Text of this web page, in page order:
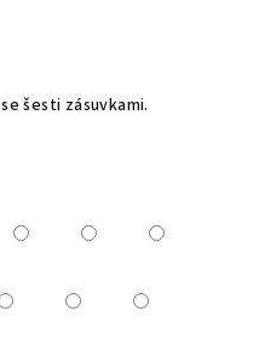
se šesti zásuvkami.